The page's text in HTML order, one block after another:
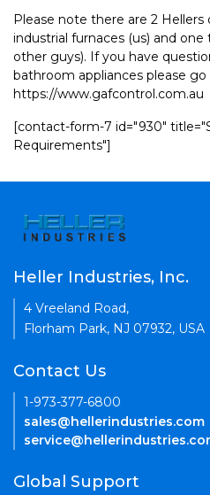
Please note there are 2
industrial furnaces (us) and
other guys). If you have
bathroom appliances please go
https://www.gafcontrol.com.au
[contact-form-7 id="930"
Requirements"]
Heller Industries, Inc.
4 Vreeland Road,
Florham Park, NJ 07932, USA
Contact Us
1-973-377-6800
sales@hellerindustries.com
Global Support